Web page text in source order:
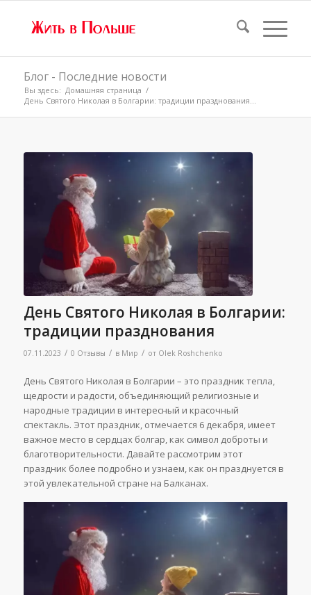
Блог - Последние новости
Вы здесь: Домашняя страница /
День Святого Николая в Болгарии: традиции празднования...
День Святого Николая в Болгарии:
традиции празднования
07.11.2023 / 0 Отзывы / в Мир / от Olek Roshchenko
День Святого Николая в Болгарии – это праздник тепла,
щедрости и радости, объединяющий религиозные и
народные традиции в интересный и красочный
спектакль. Этот праздник, отмечается 6 декабря, имеет
важное место в сердцах болгар, как символ доброты и
благотворительности. Давайте рассмотрим этот
праздник более подробно и узнаем, как он празднуется в
этой увлекательной стране на Балканах.